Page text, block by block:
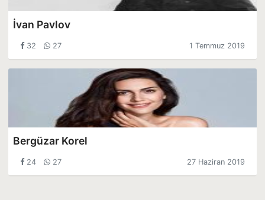
İvan Pavlov
32 27 1 Temmuz 2019
Bergüzar Korel
24 27 27 Haziran 2019